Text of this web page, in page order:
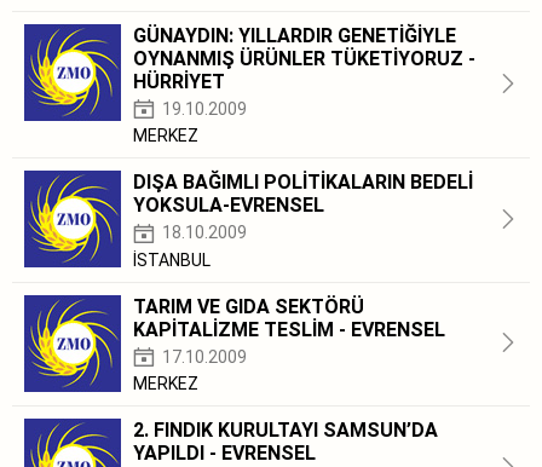
GÜNAYDIN: YILLARDIR GENETİĞİYLE
OYNANMIŞ ÜRÜNLER TÜKETİYORUZ -
HÜRRİYET
19.10.2009
MERKEZ
DIŞA BAĞIMLI POLİTİKALARIN BEDELİ
YOKSULA-EVRENSEL
18.10.2009
İSTANBUL
TARIM VE GIDA SEKTÖRÜ
KAPİTALİZME TESLİM - EVRENSEL
17.10.2009
MERKEZ
2. FINDIK KURULTAYI SAMSUN’DA
YAPILDI - EVRENSEL